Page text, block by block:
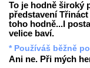
To je hodně široký
představení
toho hodně...I
velice baví.
* Používáš běžně
Ani ne. Při mých